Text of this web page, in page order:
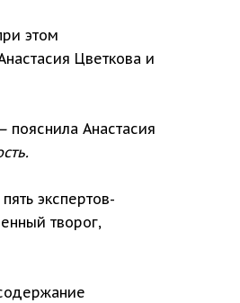
этом
Цветкова и
пояснила Анастасия
экспертов-
творог,